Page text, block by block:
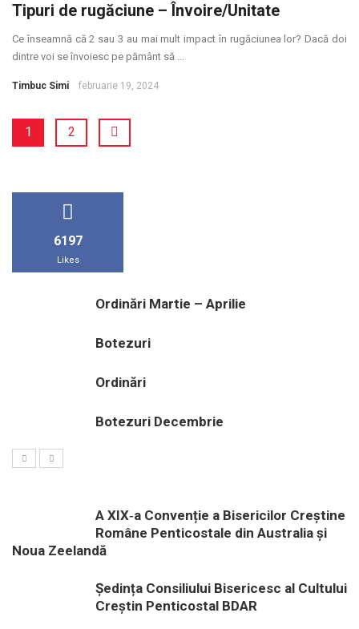
Tipuri de rugăciune – Învoire/Unitate
Ce înseamnă că 2 sau 3 au mai mult impact în rugăciunea lor? Dacă doi
dintre voi se învoiesc pe pământ să ...
Timbuc Simi februarie 19, 2024
1 2
6197
Likes
Ordinări Martie – Aprilie
Botezuri
Ordinări
Botezuri Decembrie
A XIX‑a Convenție a Bisericilor Creștine
Române Penticostale din Australia și
Noua Zeelandă
Ședința Consiliului Bisericesc al Cultului
Creștin Penticostal BDAR